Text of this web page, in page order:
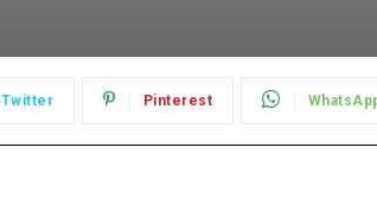
Twitter Pinterest